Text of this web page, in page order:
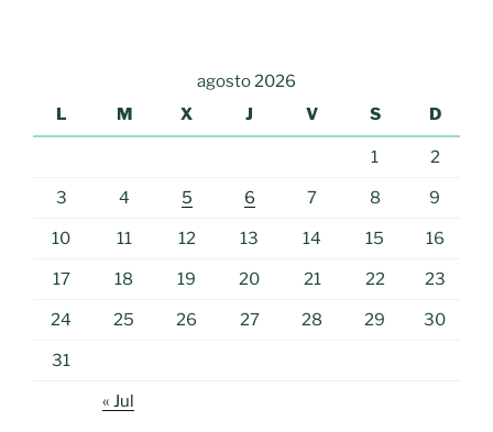
agosto 2026
L
M X J V S D
1 2
3 4 5 6 7 8 9
10 11 12 13 14 15 16
17 18 19 20 21 22 23
24 25 26 27 28 29 30
31
« Jul